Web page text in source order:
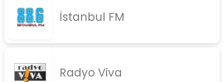
İstanbul FM
Radyo Viva